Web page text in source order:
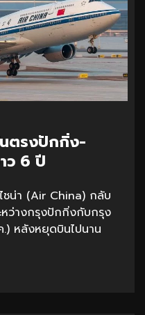
ตรงปักกิ่ง-
ว 6 ปี
ชน่า (Air China) กลับ
หว่างกรุงปักกิ่งกับกรุง
หลังหยุดบินไปนาน